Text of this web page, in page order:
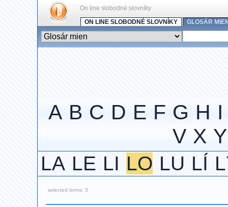
On line slobodné slovníky
ON LINE SLOBODNÉ SLOVNÍKY
GLOSÁR
A B C D E F G H I
V X Y
LA LE LI LO LU LÍ
selected terms: 3